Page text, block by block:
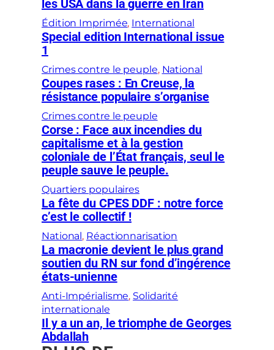
les USA dans la guerre en Iran
Édition Imprimée, International
Special edition International issue
1
Crimes contre le peuple, National
Coupes rases : En Creuse, la
résistance populaire s’organise
Crimes contre le peuple
Corse : Face aux incendies du
capitalisme et à la gestion
coloniale de l’État français, seul le
peuple sauve le peuple.
Quartiers populaires
La fête du CPES DDF : notre force
c’est le collectif !
National , Réactionnarisation
La macronie devient le plus grand
soutien du RN sur fond d’ingérence
états-unienne
Anti-Impérialisme, Solidarité
internationale
Il y a un an, le triomphe de Georges
Abdallah